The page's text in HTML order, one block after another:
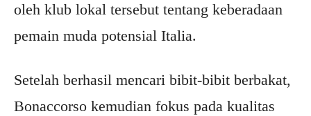
oleh klub lokal tersebut tentang keberadaan
pemain muda potensial Italia.
Setelah berhasil mencari bibit-bibit berbakat,
Bonaccorso kemudian fokus pada kualitas